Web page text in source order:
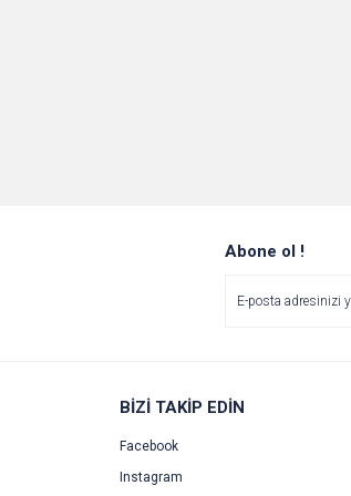
Abone ol !
BİZİ TAKİP EDİN
Facebook
Instagram